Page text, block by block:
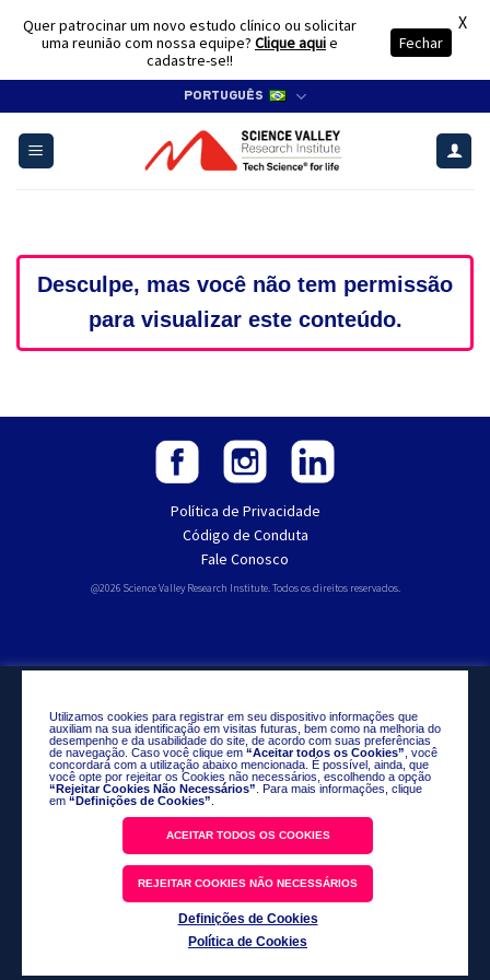
content
PORTUGUÊS
Desculpe, mas você não tem permissão
para visualizar este conteúdo.
Política de Privacidade
Código de Conduta
Fale Conosco
@2026 Science Valley Research Institute. Todos os direitos reservados.
Utilizamos cookies para registrar em seu dispositivo informações que
auxiliam na sua identificação em visitas futuras, bem como na melhoria do
desempenho e da usabilidade do site, de acordo com suas preferências
de navegação. Caso você clique em “Aceitar todos os Cookies” , você
concordará com a utilização abaixo mencionada. É possível, ainda, que
você opte por rejeitar os Cookies não necessários, escolhendo a opção
“Rejeitar Cookies Não Necessários” . Para mais informações, clique
em “Definições de Cookies”
ACEITAR TODOS OS COOKIES
REJEITAR COOKIES NÃO NECESSÁRIOS
Definições de Cookies
Política de Cookies
Quer patrocinar um novo estudo clínico ou solicitar
uma reunião com nossa equipe? Clique aquie
cadastre-se!!
Fechar
X